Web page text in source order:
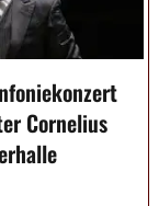
Cornelius